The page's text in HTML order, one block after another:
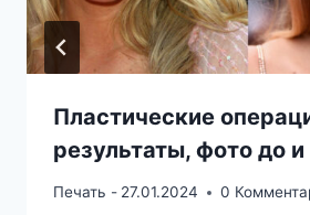
Пластические
результаты, фото до
Печать - 27.01.2024 0